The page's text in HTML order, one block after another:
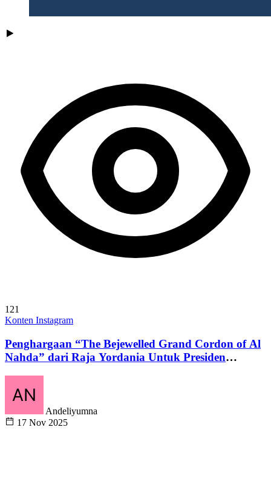
121
Konten Instagram
Penghargaan “The Bejewelled Grand Cordon of Al
Nahda” dari Raja Yordania Untuk Presiden
Andeliyumna
17 Nov 2025